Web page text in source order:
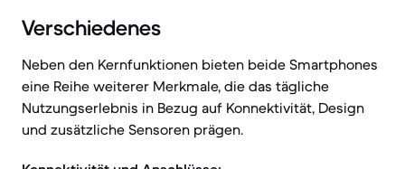
Verschiedenes
Neben den Kernfunktionen bieten beide Smartphones
eine Reihe weiterer Merkmale, die das tägliche
Nutzungserlebnis in Bezug auf Konnektivität, Design
und zusätzliche Sensoren prägen.